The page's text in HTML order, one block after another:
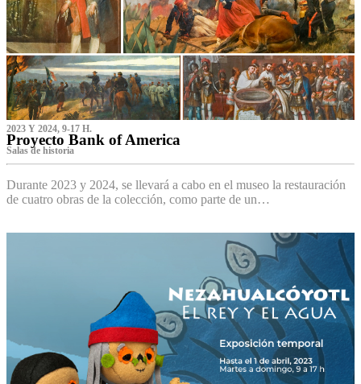
2023 Y 2024, 9-17 H.
Proyecto Bank of America
S‌alas de historia
Durante 2023 y 2024, se llevará a cabo en el museo la restauración
de cuatro obras de la colección, como parte de un…